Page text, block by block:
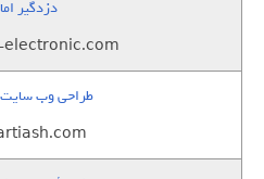
دزدگیر
طراحی وب سایت